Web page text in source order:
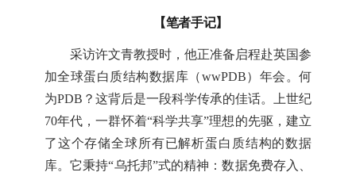
【笔者手记】
采访许文青教授时，他正准备启程赴英国参
加全球蛋白质结构数据库（wwPDB）年会。何
为PDB？这背后是一段科学传承的佳话。上世纪
70年代，一群怀着“科学共享”理想的先驱，建立
了这个存储全球所有已解析蛋白质结构的数据
库。它秉持“乌托邦”式的精神：数据免费存入、